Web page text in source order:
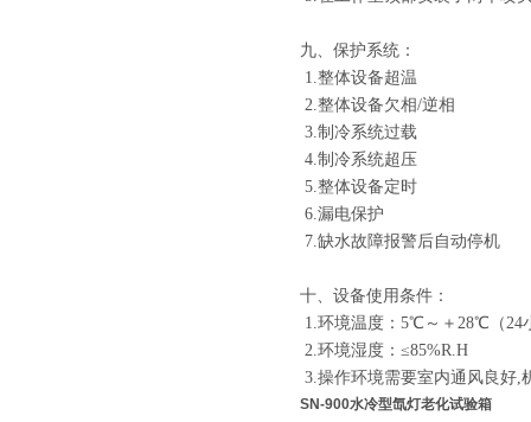
九、保护系统：
1.整体设备超温
2.整体设备欠相/逆相
3.制冷系统过载
4.制冷系统超压
5.整体设备定时
6.漏电保护
7.缺水故障报警后自动停机
十、设备使用条件：
1.环境温度：5℃～＋28℃（24
2.环境湿度：≤85%R.H
3.操作环境需要室内通风良好,
SN-900水冷型氙灯老化试验箱